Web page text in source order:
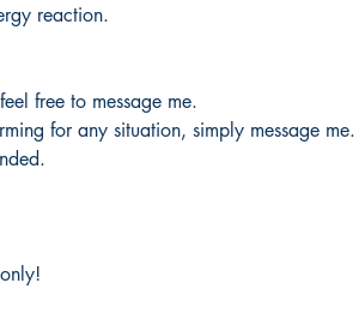
reaction.
free to message me.
for any situation, simply message me.